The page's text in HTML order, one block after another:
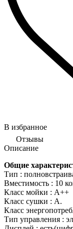
В избранное
Отзывы
Описание
Общие
Тип :
Вместимость : 10
Класс мойки : А++
Класс сушки : А.
Класс
Тип управления :